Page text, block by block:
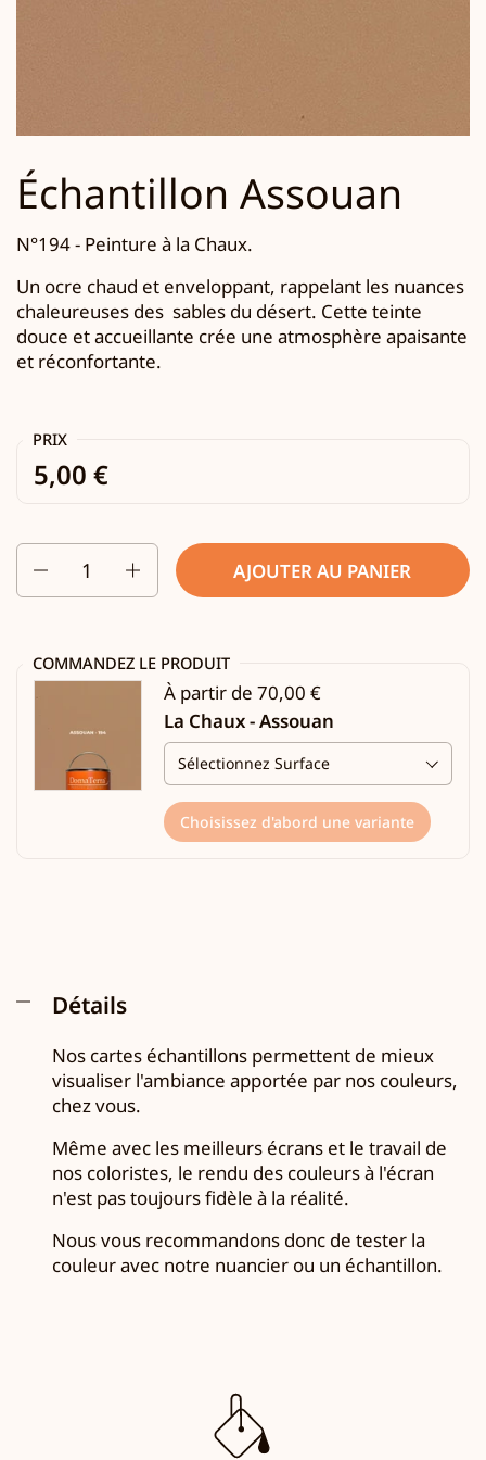
Échantillon Assouan
N°194 - Peinture à la Chaux.
Un ocre chaud et enveloppant, rappelant les nuances
chaleureuses des sables du désert. Cette teinte
douce et accueillante crée une atmosphère apaisante
et réconfortante.
PRIX
5,00 €
AJOUTER AU PANIER
COMMANDEZ LE PRODUIT
À partir de 70,00 €
La Chaux - Assouan
Choisissez d'abord une variante
Détails
Nos cartes échantillons permettent de mieux
visualiser l'ambiance apportée par nos couleurs,
chez vous.
Même avec les meilleurs écrans et le travail de
nos coloristes, le rendu des couleurs à l'écran
n'est pas toujours fidèle à la réalité.
Nous vous recommandons donc de tester la
couleur avec notre nuancier ou un échantillon.